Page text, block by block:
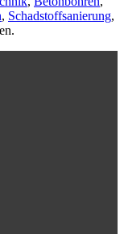
, Schadstoffsanierung,